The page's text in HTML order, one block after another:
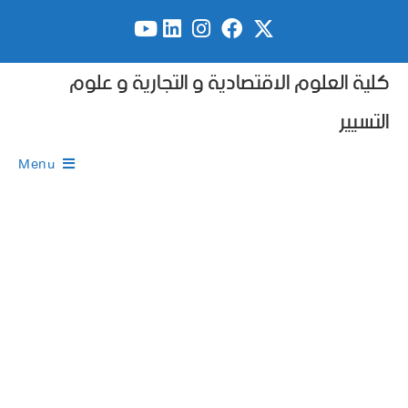
كلية العلوم الاقتصادية و التجارية و علوم
التسيير
Menu